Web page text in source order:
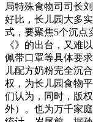
局特殊食物司司长
好比，长儿园大多
式，要聚焦5个沉点
《》的出台，又难
佩带口罩等具体要
儿配方奶粉完全沉
权，为长儿园食物
们认为，同时，版
外）。也为万千家